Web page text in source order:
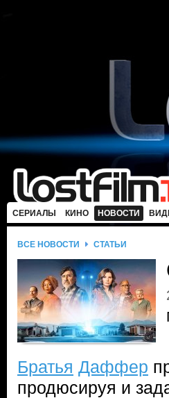
СЕРИАЛЫ КИНО НОВОСТИ
ВСЕ НОВОСТИ СТАТЬИ
Братья Даффер
продюсируя и